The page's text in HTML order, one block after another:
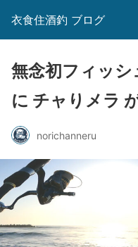
衣食住酒釣 ブログ
無念初フィッ
に チャりメラ
norichanneru